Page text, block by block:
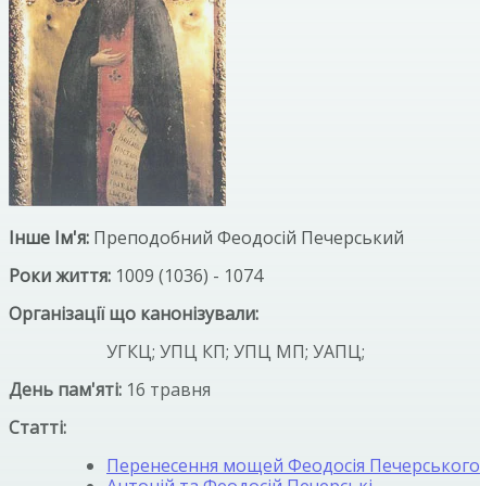
Інше Ім'я: Преподобний Феодосій Печерський
Роки життя: 1009 (1036) - 1074
Організації що канонізували:
УГКЦ; УПЦ КП; УПЦ МП; УАПЦ;
День пам'яті: 16 травня
Статті:
Перенесення мощей Феодосія Печерського